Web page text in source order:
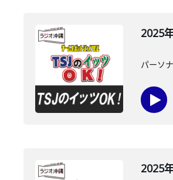
2025
パーソ
2025